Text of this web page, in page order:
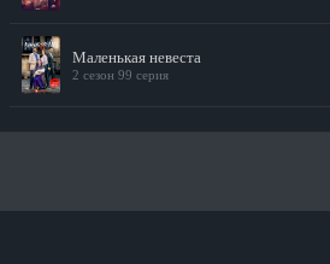
Маленькая невеста
2 сезон 99 серия